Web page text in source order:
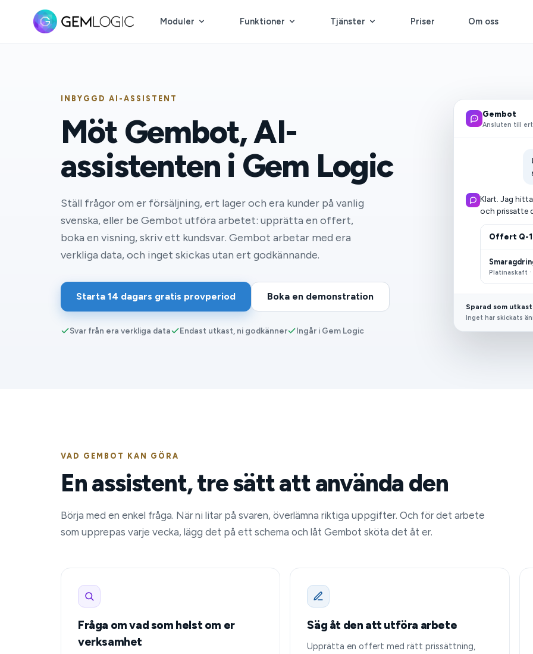
Moduler Funktioner Tjänster Priser Om oss
INBYGGD AI-ASSISTENT
Möt Gembot, AI-
assistenten i Gem Logic
Ställ frågor om er försäljning, ert lager och era kunder på vanlig
svenska, eller be Gembot utföra arbetet: upprätta en offert,
boka en visning, skriv ett kundsvar. Gembot arbetar med era
verkliga data, och inget skickas utan ert godkännande.
Starta 14 dagars gratis provperiod Boka en demonstration
Svar från era verkliga data Endast utkast, ni godkänner Ingår i Gem Logic
Gembot
Ansluten till
Klart. Jag
och prissatte
Offert Q-
Platinaskaft ·
Sparad som
Inget har skickats
VAD GEMBOT KAN GÖRA
En assistent, tre sätt att använda den
Börja med en enkel fråga. När ni litar på svaren, överlämna riktiga uppgifter. Och för det arbete
som upprepas varje vecka, lägg det på ett schema och låt Gembot sköta det åt er.
Fråga om vad som helst om er
verksamhet
Säg åt den att utföra arbete
Upprätta en offert med rätt prissättning,